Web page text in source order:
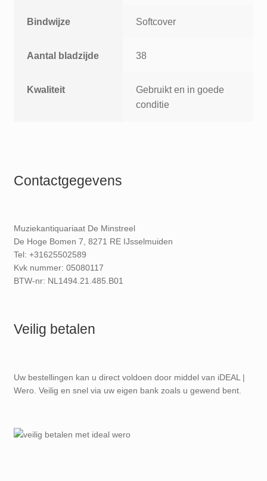
Bindwijze Softcover
Aantal bladzijde 38
Kwaliteit
Gebruikt en in goede
conditie
Contactgegevens
Muziekantiquariaat De Minstreel
De Hoge Bomen 7, 8271 RE IJsselmuiden
Tel: +31625502589
Kvk nummer: 05080117
BTW-nr: NL1494.21.485.B01
Veilig betalen
Uw bestellingen kan u direct voldoen door middel van iDEAL |
Wero. Veilig en snel via uw eigen bank zoals u gewend bent.